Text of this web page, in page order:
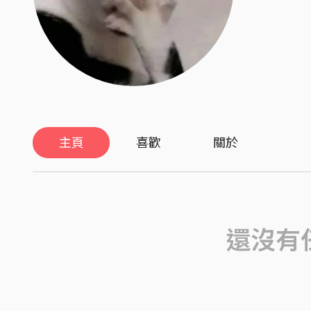
主頁 喜歡 關於
還沒有